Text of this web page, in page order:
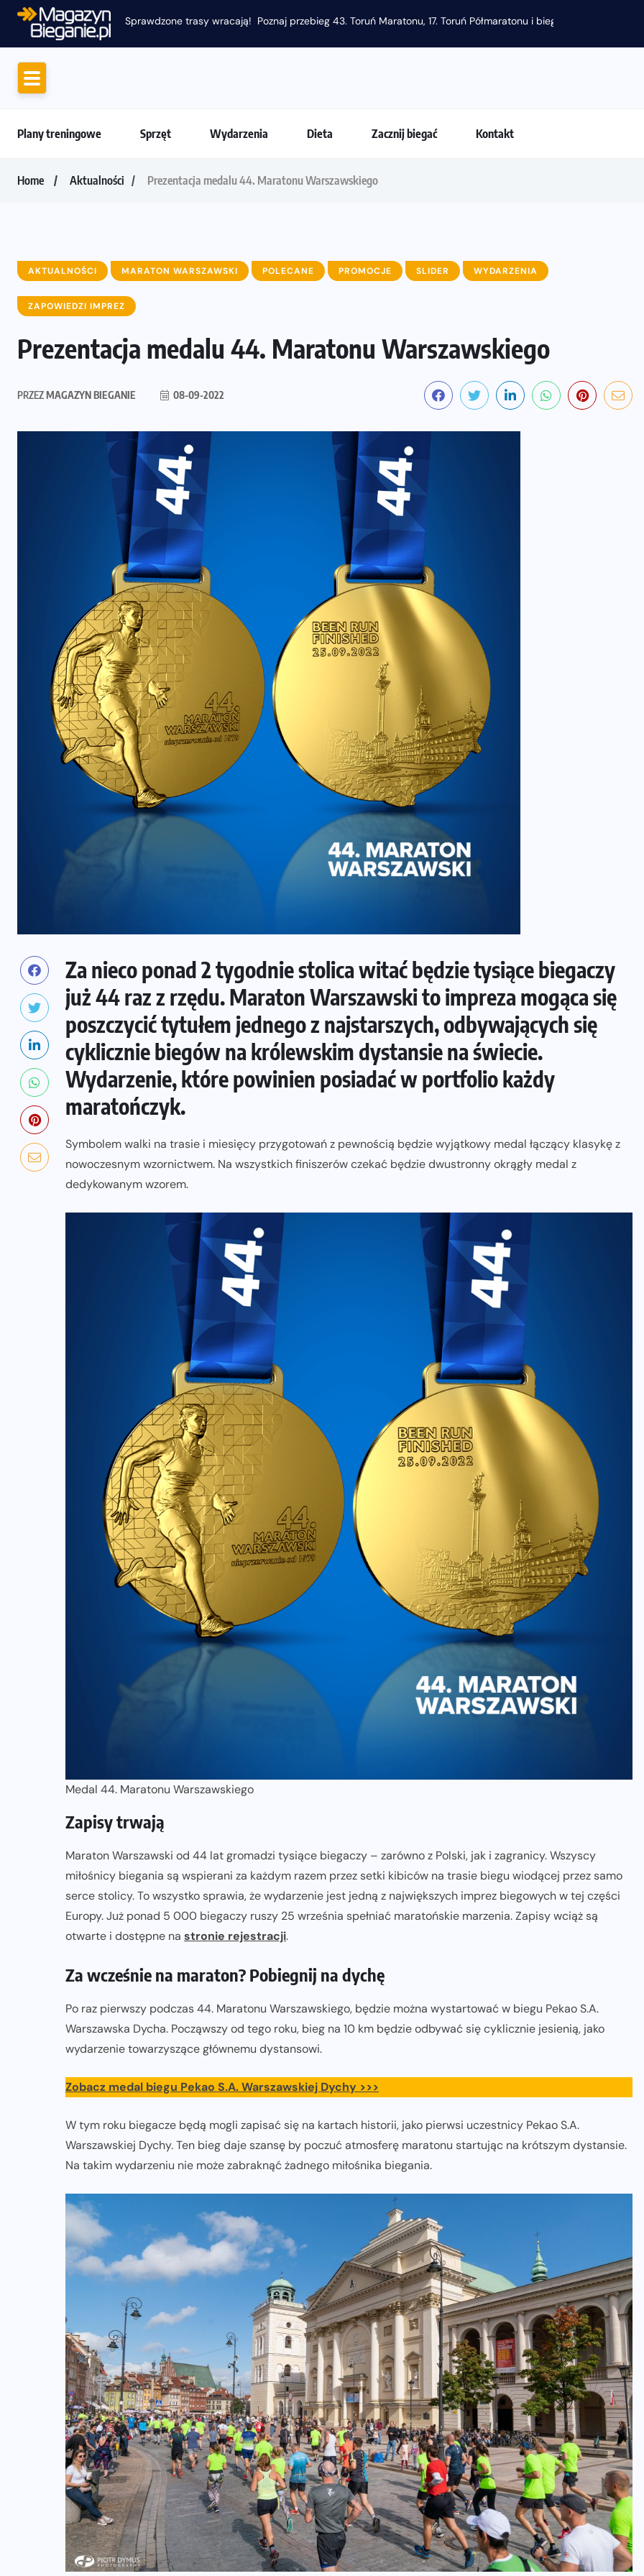
Sprawdzone trasy wracają! Poznaj przebieg 43. Toruń Maratonu, 17. Toruń Półmaratonu i biegu na 5 km
Plany treningowe Sprzęt Wydarzenia Dieta Zacznij biegać Kontakt
Home Aktualności Prezentacja medalu 44. Maratonu Warszawskiego
AKTUALNOŚCI MARATON WARSZAWSKI POLECANE PROMOCJE SLIDER WYDARZENIA
ZAPOWIEDZI IMPREZ
Prezentacja medalu 44. Maratonu Warszawskiego
PRZEZMAGAZYN BIEGANIE 08-09-2022
Za nieco ponad 2 tygodnie stolica witać będzie tysiące biegaczy
już 44 raz z rzędu. Maraton Warszawski to impreza mogąca się
poszczycić tytułem jednego z najstarszych, odbywających się
cyklicznie biegów na królewskim dystansie na świecie.
Wydarzenie, które powinien posiadać w portfolio każdy
maratończyk.
Symbolem walki na trasie i miesięcy przygotowań z pewnością będzie wyjątkowy medal łączący klasykę z
nowoczesnym wzornictwem. Na wszystkich finiszerów czekać będzie dwustronny okrągły medal z
dedykowanym wzorem.
Medal 44. Maratonu Warszawskiego
Zapisy trwają
Maraton Warszawski od 44 lat gromadzi tysiące biegaczy – zarówno z Polski, jak i zagranicy. Wszyscy
miłośnicy biegania są wspierani za każdym razem przez setki kibiców na trasie biegu wiodącej przez samo
serce stolicy. To wszystko sprawia, że wydarzenie jest jedną z największych imprez biegowych w tej części
Europy. Już ponad 5 000 biegaczy ruszy 25 września spełniać maratońskie marzenia. Zapisy wciąż są
otwarte i dostępne na stronie rejestracji.
Za wcześnie na maraton? Pobiegnij na dychę
Po raz pierwszy podczas 44. Maratonu Warszawskiego, będzie można wystartować w biegu Pekao S.A.
Warszawska Dycha. Począwszy od tego roku, bieg na 10 km będzie odbywać się cyklicznie jesienią, jako
wydarzenie towarzyszące głównemu dystansowi.
Zobacz medal biegu Pekao S.A. Warszawskiej Dychy >>>
W tym roku biegacze będą mogli zapisać się na kartach historii, jako pierwsi uczestnicy Pekao S.A.
Warszawskiej Dychy. Ten bieg daje szansę by poczuć atmosferę maratonu startując na krótszym dystansie.
Na takim wydarzeniu nie może zabraknąć żadnego miłośnika biegania.
NADCHODZĄCE IMPREZY WYDARZENIA
ZAPOWIEDZI IMPREZ
Sprawdzone trasy wracają! Poznaj
przebieg 43. Toruń Maratonu, 17.
Toruń Półmaratonu i biegu na 5 km
06-08-2026